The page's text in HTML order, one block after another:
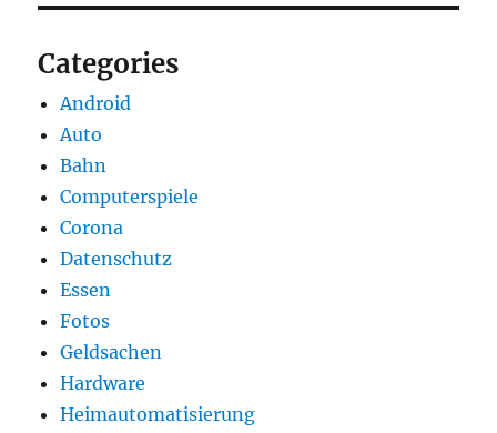
Categories
Android
Auto
Bahn
Computerspiele
Corona
Datenschutz
Essen
Fotos
Geldsachen
Hardware
Heimautomatisierung